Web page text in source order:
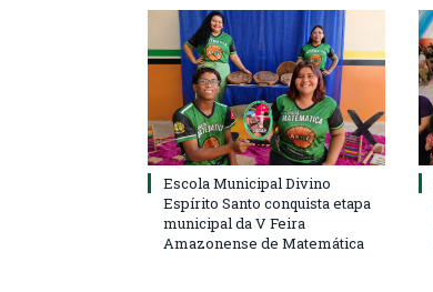
Escola Municipal Divino
Espírito Santo conquista etapa
municipal da V Feira
Amazonense de Matemática